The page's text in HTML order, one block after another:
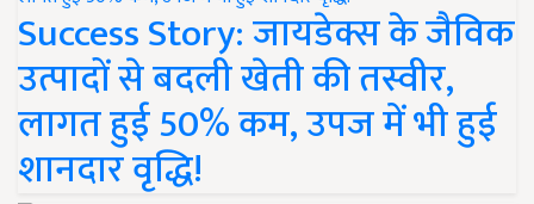
Success Story: जायडेक्स के जैविक
उत्पादों से बदली खेती की तस्वीर,
लागत हुई 50% कम, उपज में भी हुई
शानदार वृद्धि!